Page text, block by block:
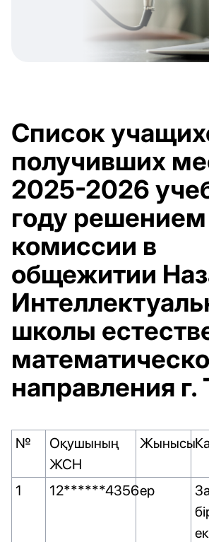
Список
получивших
2025-2026
году решением
комиссии в
общежитии
школы
направления г.
№
Оқушының
ЖСН
Жынысы
1 12******4356ер